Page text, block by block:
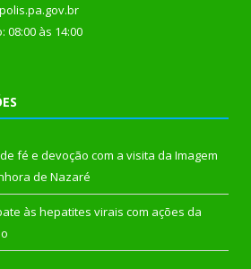
às 14:00
fé e devoção com a visita da Imagem
de Nazaré
às hepatites virais com ações da